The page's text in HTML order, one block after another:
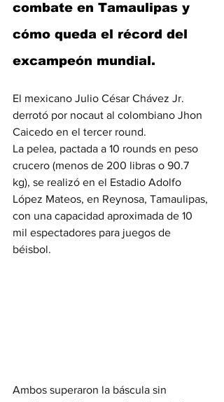
combate en Tamaulipas y
cómo queda el récord del
excampeón mundial.
El mexicano Julio César Chávez Jr.
derrotó por nocaut al colombiano Jhon
Caicedo en el tercer round.
La pelea, pactada a 10 rounds en peso
crucero (menos de 200 libras o 90.7
kg), se realizó en el Estadio Adolfo
López Mateos, en Reynosa, Tamaulipas,
con una capacidad aproximada de 10
mil espectadores para juegos de
béisbol.
Ambos superaron la báscula sin